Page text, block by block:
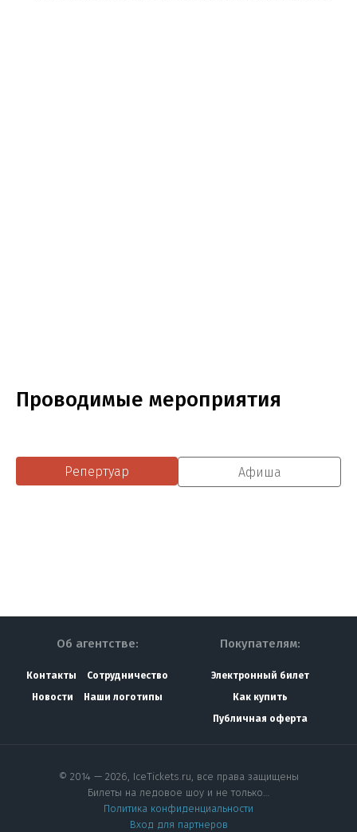
Проводимые мероприятия
Репертуар Афиша
Об агентстве:
Контакты
Сотрудничество
Новости
Наши логотипы
Покупателям:
Электронный билет
Как купить
Публичная оферта
© 2014 — 2026, IceTickets.ru, все права защищены
Билеты на ледовое шоу и не только…
Политика конфиденциальности
Вход для партнеров